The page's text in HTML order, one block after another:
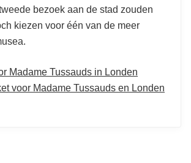
bezoek aan de stad zouden
kiezen voor één van de meer
Madame Tussauds in Londen
voor Madame Tussauds en Londen